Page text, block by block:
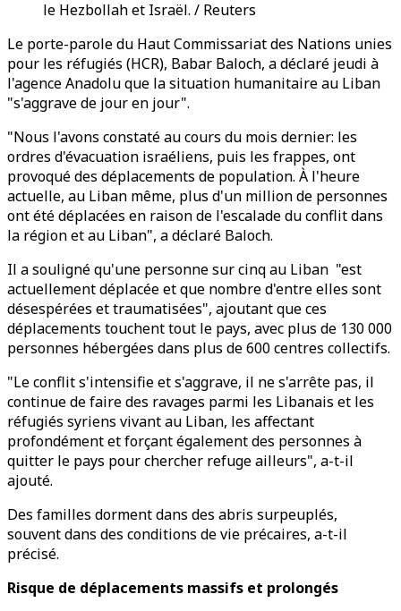
le Hezbollah et Israël. / Reuters
Le porte-parole du Haut Commissariat des Nations unies
pour les réfugiés (HCR), Babar Baloch, a déclaré jeudi à
l'agence Anadolu que la situation humanitaire au Liban
"s'aggrave de jour en jour".
"Nous l'avons constaté au cours du mois dernier: les
ordres d'évacuation israéliens, puis les frappes, ont
provoqué des déplacements de population. À l'heure
actuelle, au Liban même, plus d'un million de personnes
ont été déplacées en raison de l'escalade du conflit dans
la région et au Liban", a déclaré Baloch.
Il a souligné qu'une personne sur cinq au Liban "est
actuellement déplacée et que nombre d'entre elles sont
désespérées et traumatisées", ajoutant que ces
déplacements touchent tout le pays, avec plus de 130 000
personnes hébergées dans plus de 600 centres collectifs.
"Le conflit s'intensifie et s'aggrave, il ne s'arrête pas, il
continue de faire des ravages parmi les Libanais et les
réfugiés syriens vivant au Liban, les affectant
profondément et forçant également des personnes à
quitter le pays pour chercher refuge ailleurs", a-t-il
ajouté.
Des familles dorment dans des abris surpeuplés,
souvent dans des conditions de vie précaires, a-t-il
précisé.
Risque de déplacements massifs et prolongés